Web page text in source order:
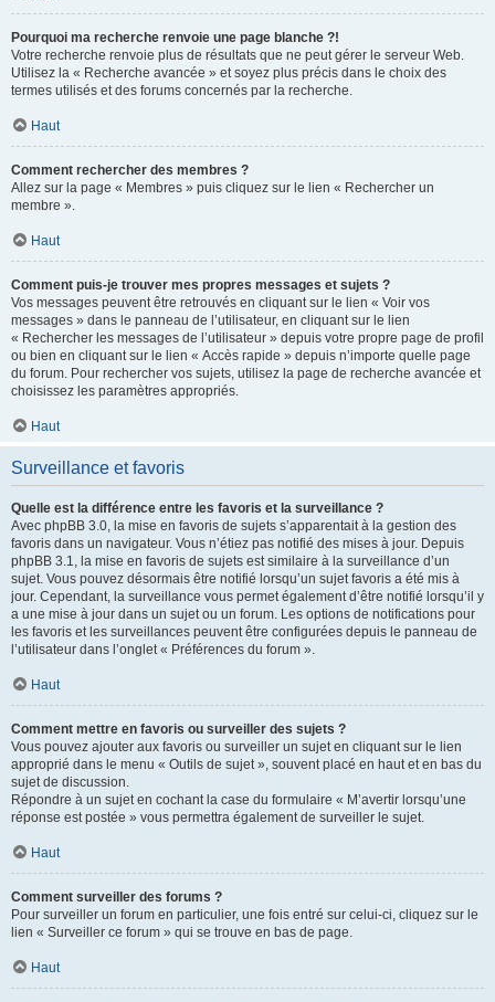
Pourquoi ma recherche renvoie une page blanche ?!
Votre recherche renvoie plus de résultats que ne peut gérer le serveur Web.
Utilisez la « Recherche avancée » et soyez plus précis dans le choix des
termes utilisés et des forums concernés par la recherche.
Haut
Comment rechercher des membres ?
Allez sur la page « Membres » puis cliquez sur le lien « Rechercher un
membre ».
Haut
Comment puis-je trouver mes propres messages et sujets ?
Vos messages peuvent être retrouvés en cliquant sur le lien « Voir vos
messages » dans le panneau de l’utilisateur, en cliquant sur le lien
« Rechercher les messages de l’utilisateur » depuis votre propre page de profil
ou bien en cliquant sur le lien « Accès rapide » depuis n’importe quelle page
du forum. Pour rechercher vos sujets, utilisez la page de recherche avancée et
choisissez les paramètres appropriés.
Haut
Surveillance et favoris
Quelle est la différence entre les favoris et la surveillance ?
Avec phpBB 3.0, la mise en favoris de sujets s’apparentait à la gestion des
favoris dans un navigateur. Vous n’étiez pas notifié des mises à jour. Depuis
phpBB 3.1, la mise en favoris de sujets est similaire à la surveillance d’un
sujet. Vous pouvez désormais être notifié lorsqu’un sujet favoris a été mis à
jour. Cependant, la surveillance vous permet également d’être notifié lorsqu’il y
a une mise à jour dans un sujet ou un forum. Les options de notifications pour
les favoris et les surveillances peuvent être configurées depuis le panneau de
l’utilisateur dans l’onglet « Préférences du forum ».
Haut
Comment mettre en favoris ou surveiller des sujets ?
Vous pouvez ajouter aux favoris ou surveiller un sujet en cliquant sur le lien
approprié dans le menu « Outils de sujet », souvent placé en haut et en bas du
sujet de discussion.
Répondre à un sujet en cochant la case du formulaire « M’avertir lorsqu’une
réponse est postée » vous permettra également de surveiller le sujet.
Haut
Comment surveiller des forums ?
Pour surveiller un forum en particulier, une fois entré sur celui-ci, cliquez sur le
lien « Surveiller ce forum » qui se trouve en bas de page.
Haut